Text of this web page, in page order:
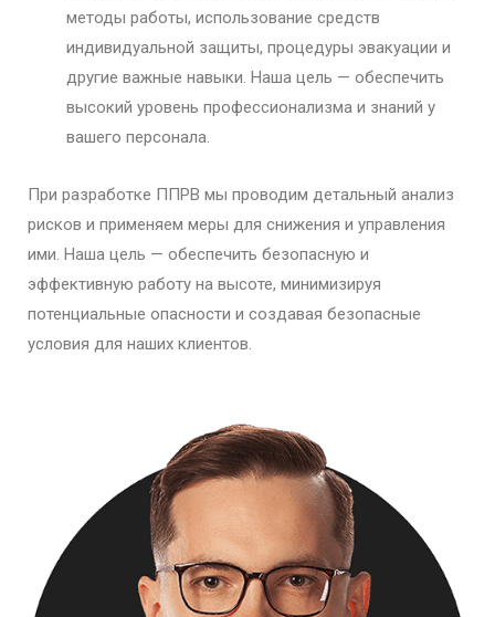
методы работы, использование средств
индивидуальной защиты, процедуры эвакуации и
другие важные навыки. Наша цель — обеспечить
высокий уровень профессионализма и знаний у
вашего персонала.
При разработке ППРВ мы проводим детальный анализ
рисков и применяем меры для снижения и управления
ими. Наша цель — обеспечить безопасную и
эффективную работу на высоте, минимизируя
потенциальные опасности и создавая безопасные
условия для наших клиентов.